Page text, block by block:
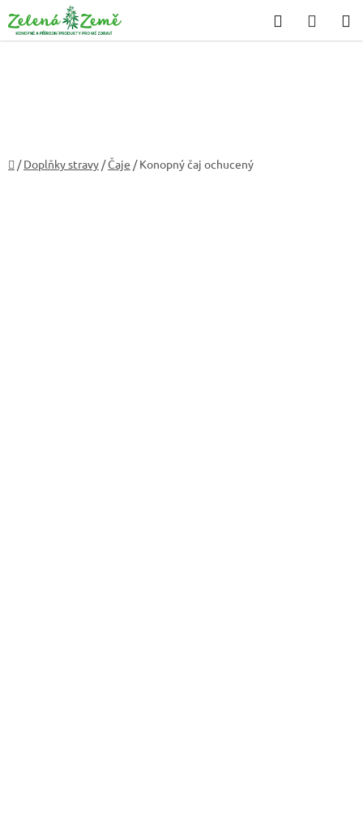
na
obsah
Hledat
KOŠÍK
Domů
/ Doplňky stravy /Čaje / Konopný čaj ochucený